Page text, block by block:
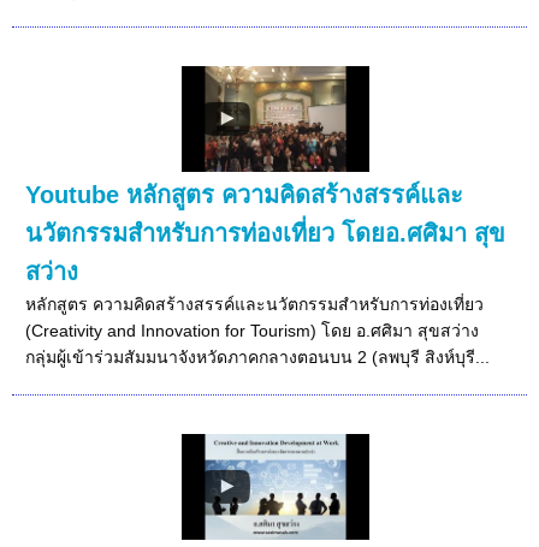
Youtube หลักสูตร ความคิดสร้างสรรค์และ
นวัตกรรมสำหรับการท่องเที่ยว โดยอ.ศศิมา สุข
สว่าง
หลักสูตร ความคิดสร้างสรรค์และนวัตกรรมสำหรับการท่องเที่ยว
(Creativity and Innovation for Tourism) โดย อ.ศศิมา สุขสว่าง
กลุ่มผู้เข้าร่วมสัมมนาจังหวัดภาคกลางตอนบน 2 (ลพบุรี สิงห์บุรี...